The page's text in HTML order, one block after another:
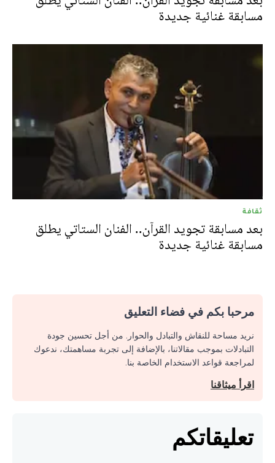
مسابقة غنائية جديدة
ثقافة
بعد مسابقة تجويد القرآن.. الفنان الستاتي يطلق
مسابقة غنائية جديدة
مرحبا بكم في فضاء التعليق
نريد مساحة للنقاش والتبادل والحوار. من أجل تحسين جودة
التبادلات بموجب مقالاتنا، بالإضافة إلى تجربة مساهمتك، ندعوك
لمراجعة قواعد الاستخدام الخاصة بنا.
اقرأ ميثاقنا
تعليقاتكم